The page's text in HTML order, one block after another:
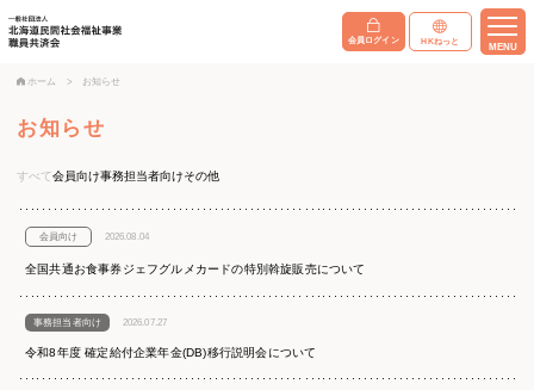
会員ログイン HKねっと
MENU
ホーム > お知らせ
お知らせ
すべて会員向け事務担当者向けその他
会員向け 2026.08.04
全国共通お食事券ジェフグルメカードの特別斡旋販売について
事務担当者向け 2026.07.27
令和8年度 確定給付企業年金(DB)移行説明会について